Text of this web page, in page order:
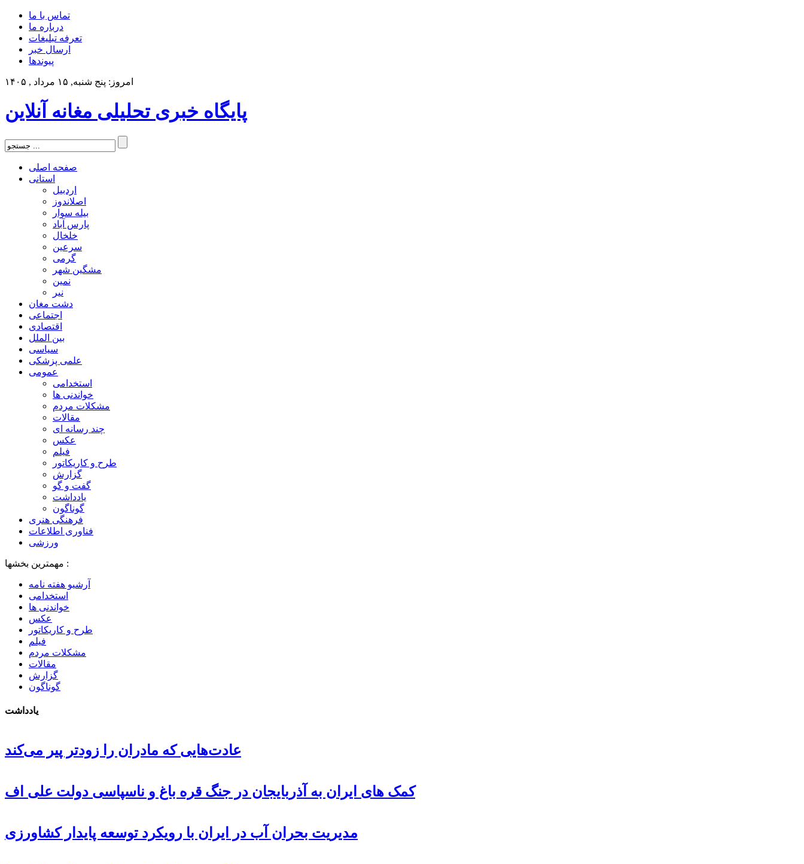
تماس با ما
درباره ما
تعرفه تبلیغات
ارسال خبر
پیوندها
امروز: پنج شنبه, ۱۵ مرداد , ۱۴۰۵
پایگاه خبری تحلیلی مغانه آنلاین
صفحه اصلی
استانی
اردبیل
اصلاندوز
بیله سوار
پارس آباد
خلخال
سرعین
گرمی
مشگین شهر
نمین
نیر
دشت مغان
اجتماعی
اقتصادی
بین الملل
سیاسی
علمی پزشکی
عمومی
استخدامی
خواندنی ها
مشکلات مردم
مقالات
چند رسانه ای
عکس
فیلم
طرح و کاریکاتور
گزارش
گفت و گو
یادداشت
گوناگون
فرهنگی هنری
فناوری اطلاعات
ورزشی
مهمترین بخشها :
آرشیو هفته نامه
استخدامی
خواندنی ها
عکس
طرح و کاریکاتور
فیلم
مشکلات مردم
مقالات
گزارش
گوناگون
یادداشت
عادت‌هایی که مادران را زودتر پیر می‌کند
کمک های ایران به آذربایجان در جنگ قره باغ و ناسپاسی دولت علی اف
مدیریت بحران آب در ایران با رویکرد توسعه پایدار کشاورزی